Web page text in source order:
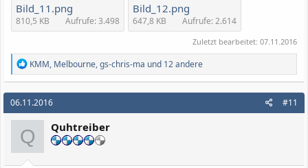
Bild_11.png
810,5 KB Aufrufe: 3.498
Bild_12.png
647,8 KB Aufrufe: 2.614
Zuletzt bearbeitet: 07.11.2016
R
e
a
k
t
i
o
n
e
n
KMM, Melbourne,gs-chris-ma und 12 andere
06.11.2016 #11
Q Quhtreiber